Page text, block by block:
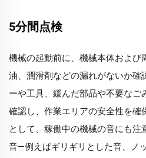
5分間点検
機械の起動前に、機械本体および
油、潤滑剤などの漏れがないか確
ーや工具、緩んだ部品や不要なご
確認し、作業エリアの安全性を確
として、稼働中の機械の音にも注
音—例えばギリギリとした音、ノ